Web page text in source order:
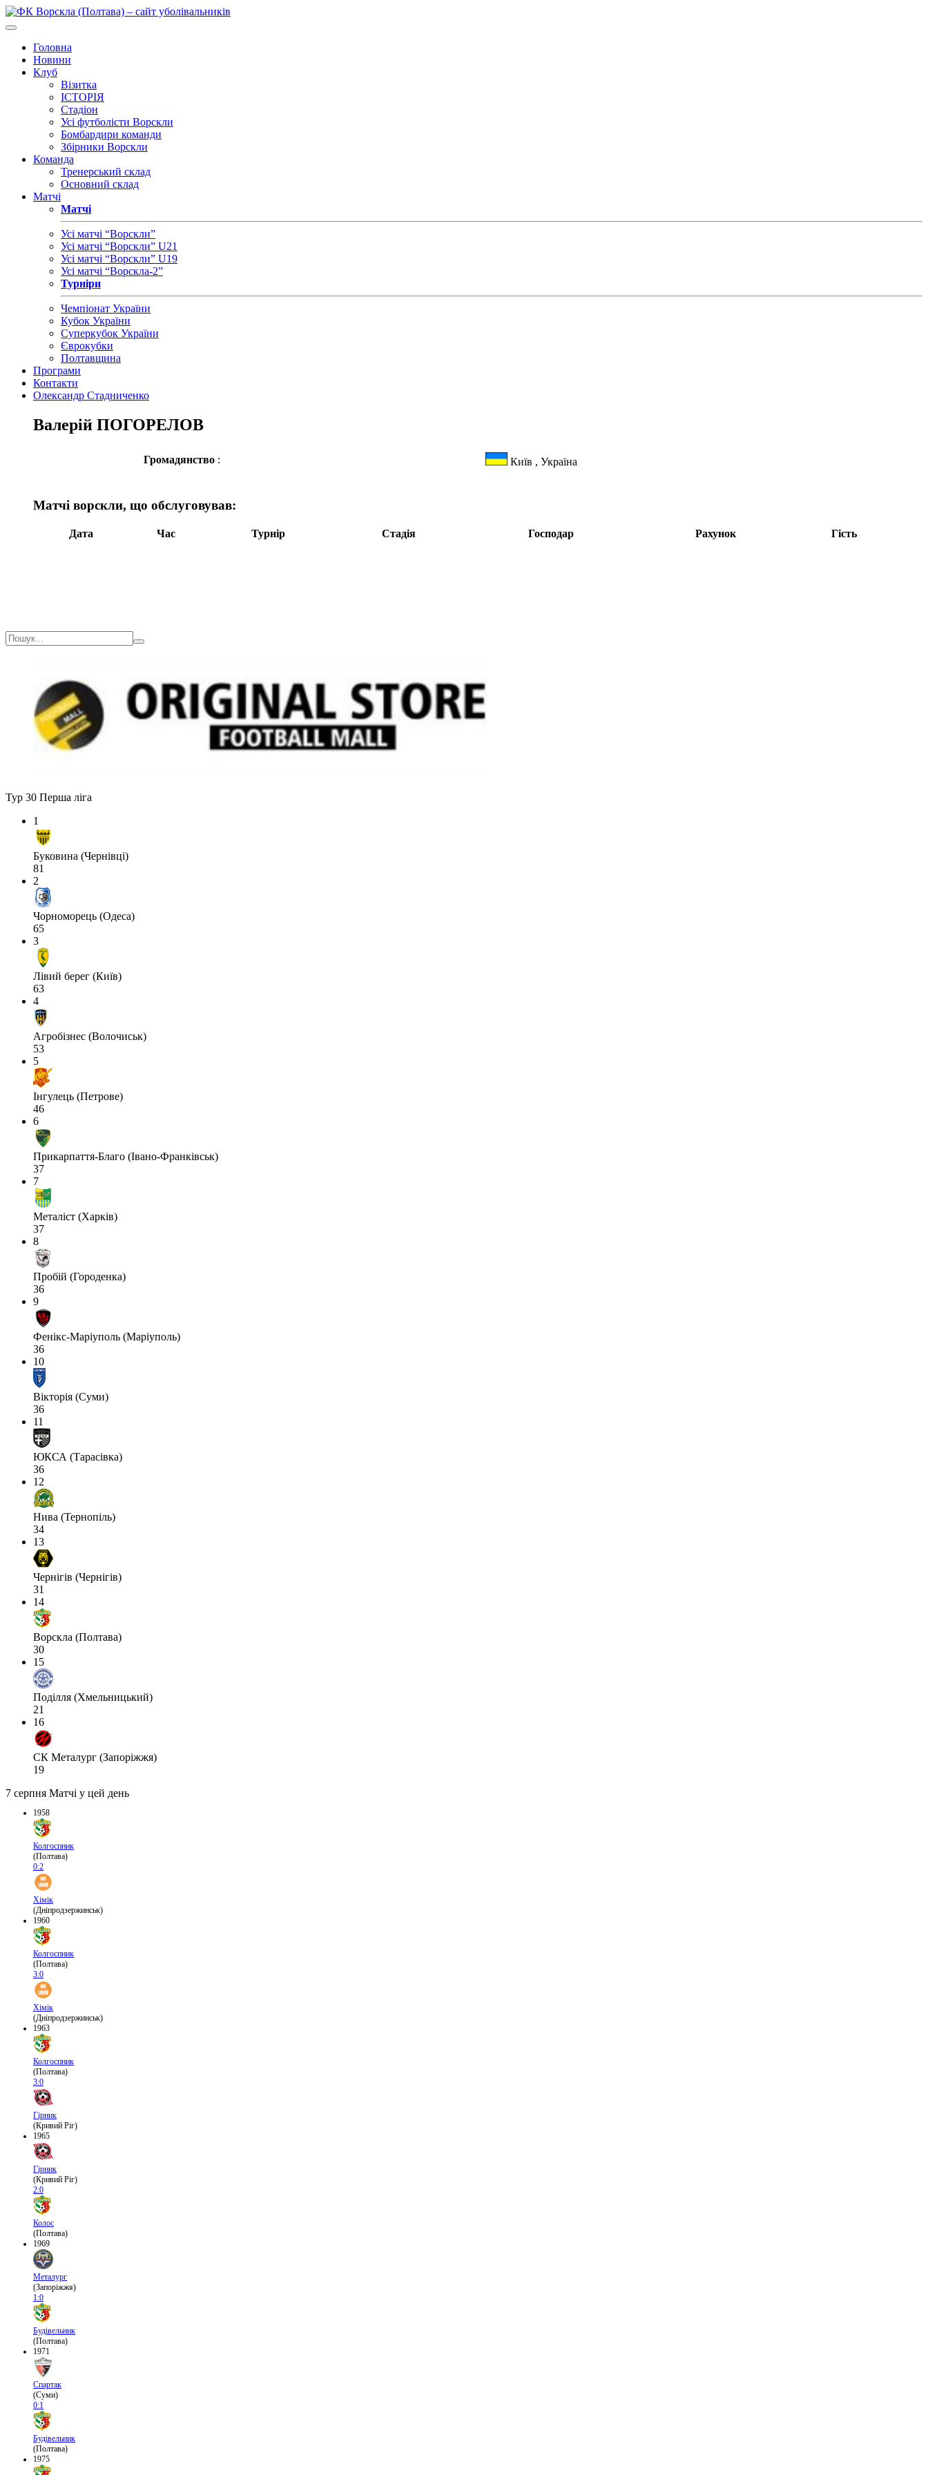
Головна
Новини
Клуб
Візитка
ІСТОРІЯ
Стадіон
Усі футболісти Ворскли
Бомбардири команди
Збірники Ворскли
Команда
Тренерський склад
Основний склад
Матчі
Матчі
Усі матчі “Ворскли”
Усі матчі “Ворскли” U21
Усі матчі “Ворскли” U19
Усі матчі “Ворскла-2”
Турніри
Чемпіонат України
Кубок України
Суперкубок України
Єврокубки
Полтавщина
Програми
Контакти
Олександр Стадниченко
Валерій ПОГОРЕЛОВ
Громадянство : Київ , Україна
Матчі ворскли, що обслуговував:
Дата Час Турнір Стадія Господар Рахунок Гість
Тур 30 Перша ліга
1
Буковина (Чернівці)
81
2
Чорноморець (Одеса)
65
3
Лівий берег (Київ)
63
4
Агробізнес (Волочиськ)
53
5
Інгулець (Петрове)
46
6
Прикарпаття-Благо (Івано-Франківськ)
37
7
Металіст (Харків)
37
8
Пробій (Городенка)
36
9
Фенікс-Маріуполь (Маріуполь)
36
10
Вікторія (Суми)
36
11
ЮКСА (Тарасівка)
36
12
Нива (Тернопіль)
34
13
Чернігів (Чернігів)
31
14
Ворскла (Полтава)
30
15
Поділля (Хмельницький)
21
16
СК Металург (Запоріжжя)
19
7 серпня Матчі у цей день
1958
Колгоспник
(Полтава)
0:2
Хімік
(Дніпродзержинськ)
1960
Колгоспник
(Полтава)
3:0
Хімік
(Дніпродзержинськ)
1963
Колгоспник
(Полтава)
3:0
Гірник
(Кривий Ріг)
1965
Гірник
(Кривий Ріг)
2:0
Колос
(Полтава)
1969
Металург
(Запоріжжя)
1:0
Будівельник
(Полтава)
1971
Спартак
(Суми)
0:1
Будівельник
(Полтава)
1975